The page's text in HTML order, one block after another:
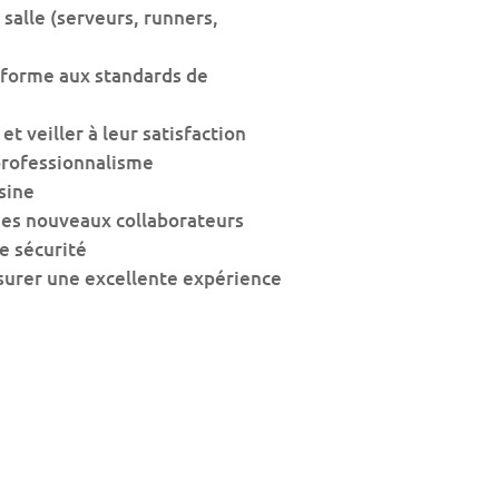
(serveurs, runners,
aux standards de
veiller à leur satisfaction
nouveaux collaborateurs
sécurité
une excellente expérience